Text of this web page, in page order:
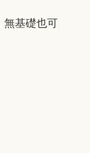
無基礎也可